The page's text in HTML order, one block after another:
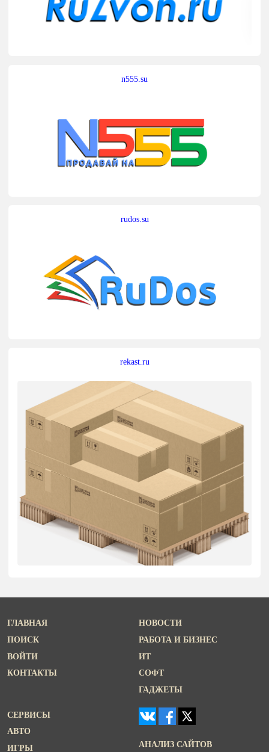
n555.su
rudos.su
rekast.ru
ГЛАВНАЯ
ПОИСК
ВОЙТИ
КОНТАКТЫ
НОВОСТИ
РАБОТА И БИЗНЕС
ИТ
СОФТ
ГАДЖЕТЫ
СЕРВИСЫ
АВТО
ИГРЫ
АНАЛИЗ САЙТОВ